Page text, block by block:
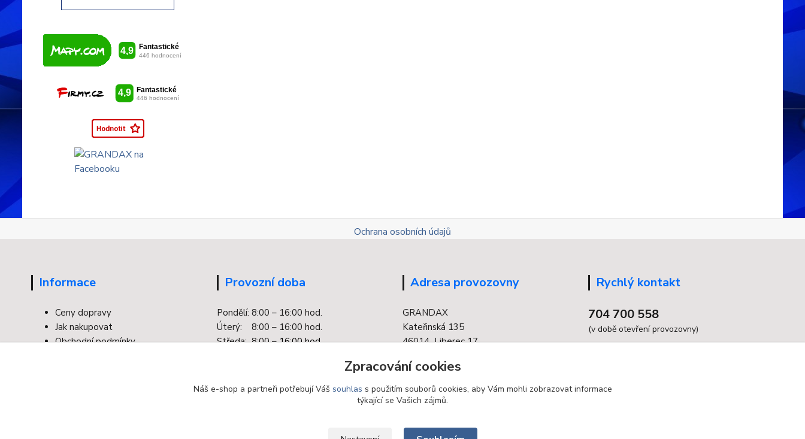
Ochrana osobních údajů
Informace
Ceny dopravy
Jak nakupovat
Obchodní podmínky
Provozní doba
Pondělí: 8:00 – 16:00 hod.
Úterý: 8:00 – 16:00 hod.
Středa: 8:00 –16:00 hod.
Adresa provozovny
GRANDAX
Kateřinská 135
46014 Liberec 17
Rychlý kontakt
704 700 558
(v době otevření provozovny)
Zpracování cookies
Náš e-shop a partneři potřebují Váš souhlas s použitím souborů cookies, aby Vám mohli zobrazovat informace
týkající se Vašich zájmů.